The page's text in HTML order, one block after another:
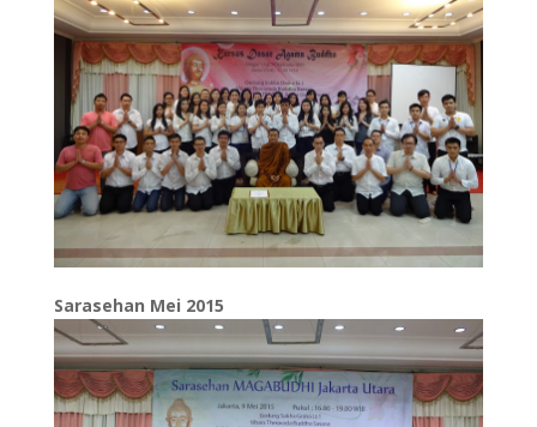
Sarasehan Mei 2015